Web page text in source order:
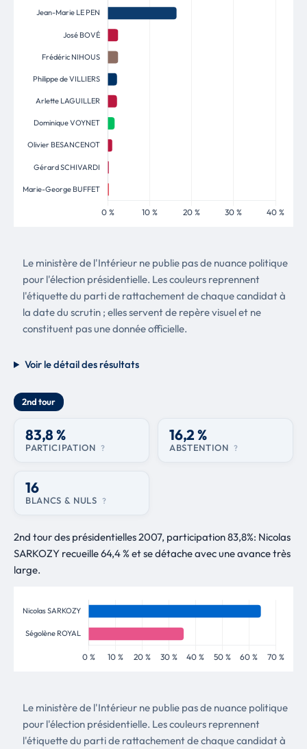
Le ministère de l'Intérieur ne publie pas de nuance politique
pour l'élection présidentielle. Les couleurs reprennent
l'étiquette du parti de rattachement de chaque candidat à
la date du scrutin ; elles servent de repère visuel et ne
constituent pas une donnée officielle.
Voir le détail des résultats
2nd tour
83,8 %
PARTICIPATION ?
16,2 %
ABSTENTION ?
16
BLANCS & NULS ?
2nd tour des présidentielles 2007, participation 83,8%: Nicolas
SARKOZY recueille 64,4 % et se détache avec une avance très
large.
Le ministère de l'Intérieur ne publie pas de nuance politique
pour l'élection présidentielle. Les couleurs reprennent
l'étiquette du parti de rattachement de chaque candidat à